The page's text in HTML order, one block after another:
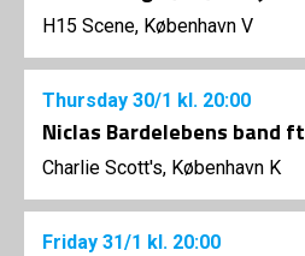
H15 Scene, København V
Thursday 30/1 kl. 20:00
Niclas Bardelebens band
Charlie Scott's, København K
Friday 31/1 kl. 20:00